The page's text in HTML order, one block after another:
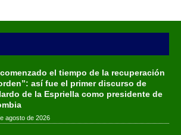
comenzado el tiempo de la recuperación
así fue el primer discurso de
de la Espriella como presidente de
agosto de 2026